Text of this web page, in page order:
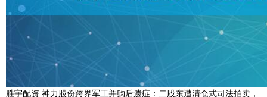
胜宇配资 神力股份跨界军工并购后遗症：二股东遭清仓式司法拍卖，